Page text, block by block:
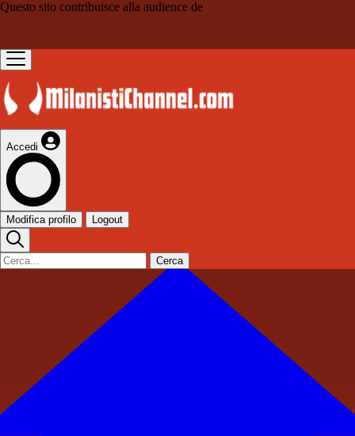
Questo sito contribuisce alla audience de
Accedi
Modifica profilo Logout
Cerca